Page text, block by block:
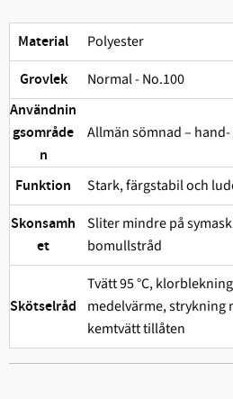
Material Polyester
Grovlek Normal - No.100
Användnin
gsområde
n
Allmän sömnad –
Funktion Stark, färgstabil och
Skonsamh
et
Sliter mindre på
bomullstråd
Skötselråd
Tvätt 95 °C,
medelvärme, strykning
kemtvätt tillåten